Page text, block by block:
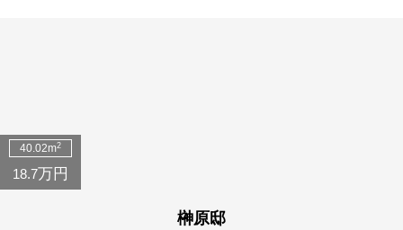
40.02m2
18.7万円
榊原邸